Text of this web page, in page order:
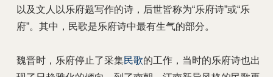
以及文人以乐府题写作的诗，后世皆称为“乐府诗”或“乐
府”。其中，民歌是乐府诗中最有生气的部分。
魏晋时，乐府停止了采集民歌的工作，当时的乐府诗也出